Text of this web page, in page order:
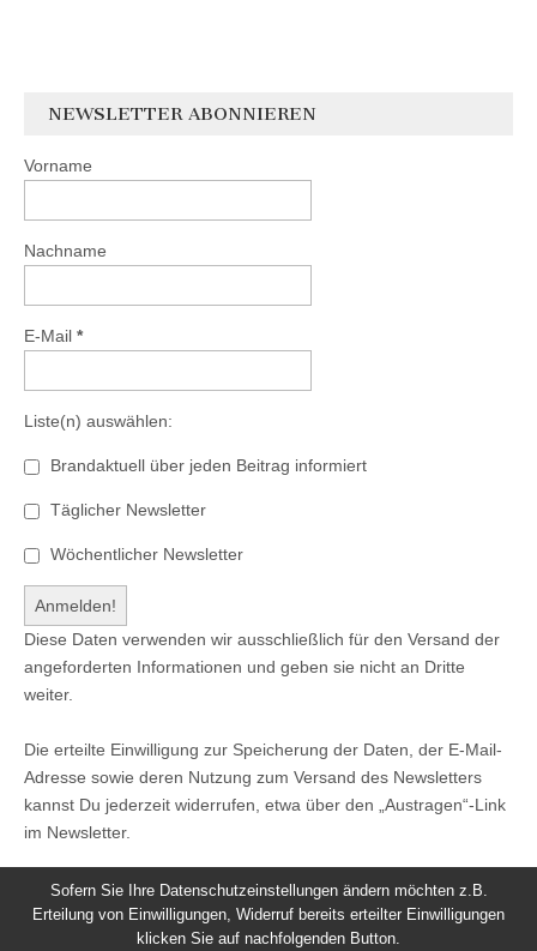
NEWSLETTER ABONNIEREN
Vorname
Nachname
E-Mail *
Liste(n) auswählen:
Brandaktuell über jeden Beitrag informiert
Täglicher Newsletter
Wöchentlicher Newsletter
Diese Daten verwenden wir ausschließlich für den Versand der
angeforderten Informationen und geben sie nicht an Dritte
weiter.
Die erteilte Einwilligung zur Speicherung der Daten, der E-Mail-
Adresse sowie deren Nutzung zum Versand des Newsletters
kannst Du jederzeit widerrufen, etwa über den „Austragen“-Link
im Newsletter.
Sofern Sie Ihre Datenschutzeinstellungen ändern möchten z.B.
Erteilung von Einwilligungen, Widerruf bereits erteilter Einwilligungen
klicken Sie auf nachfolgenden Button.